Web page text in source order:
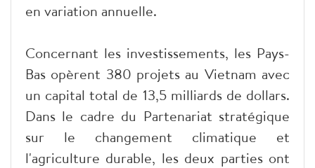
en variation annuelle.
Concernant les investissements, les Pays-
Bas opèrent 380 projets au Vietnam avec
un capital total de 13,5 milliards de dollars.
Dans le cadre du Partenariat stratégique
sur le changement climatique et
l'agriculture durable, les deux parties ont